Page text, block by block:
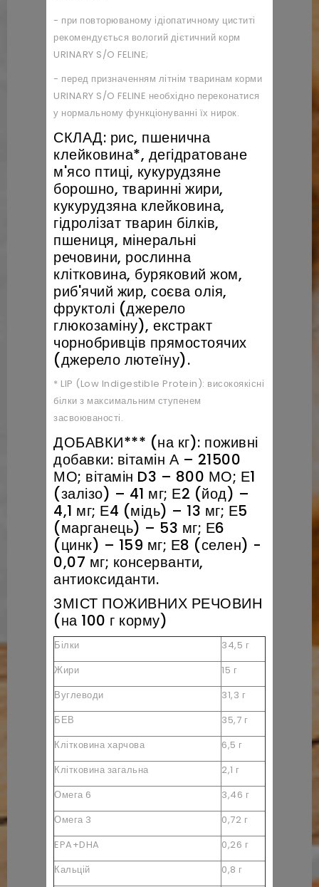
- при повторюваному ідіопатичному циститі
рекомендується вологий дієтичний корм
URINARY S/O FELINE;
- перед призначенням літнім тваринам корми
URINARY S/O FELINE необхідно переконатися
у нормальному функціонуванні їх нирок.
СКЛАД: рис, пшенична
клейковина*, дегідратоване
м'ясо птиці, кукурудзяне
борошно, тваринні жири,
кукурудзяна клейковина,
гідролізат тварин білків,
пшениця, мінеральні
речовини, рослинна
клітковина, буряковий жом,
риб'ячий жир, соєва олія,
фруктолі (джерело
глюкозаміну), екстракт
чорнобривців прямостоячих
(джерело лютеїну).
* LIP (Low Indigestible Protein): високоякісні
білки з максимальним ступенем
засвоюваності.
ДОБАВКИ*** (на кг): поживні
добавки: вітамін А – 21500
МО; вітамін D3 – 800 МО; Е1
(залізо) – 41 мг; Е2 (йод) –
4,1 мг; Е4 (мідь) – 13 мг; Е5
(марганець) – 53 мг; Е6
(цинк) – 159 мг; Е8 (селен) -
0,07 мг; консерванти,
антиоксиданти.
ЗМІСТ ПОЖИВНИХ РЕЧОВИН
(на 100 г корму)
Білки
34,5 г
Жири
15 г
Вуглеводи
31,3 г
БЕВ
35,7 г
Клітковина харчова
6,5 г
Клітковина загальна
2,1 г
Омега 6
3,46 г
Омега 3
0,72 г
EPA+DHA
0,26 г
Кальцій
0,8 г